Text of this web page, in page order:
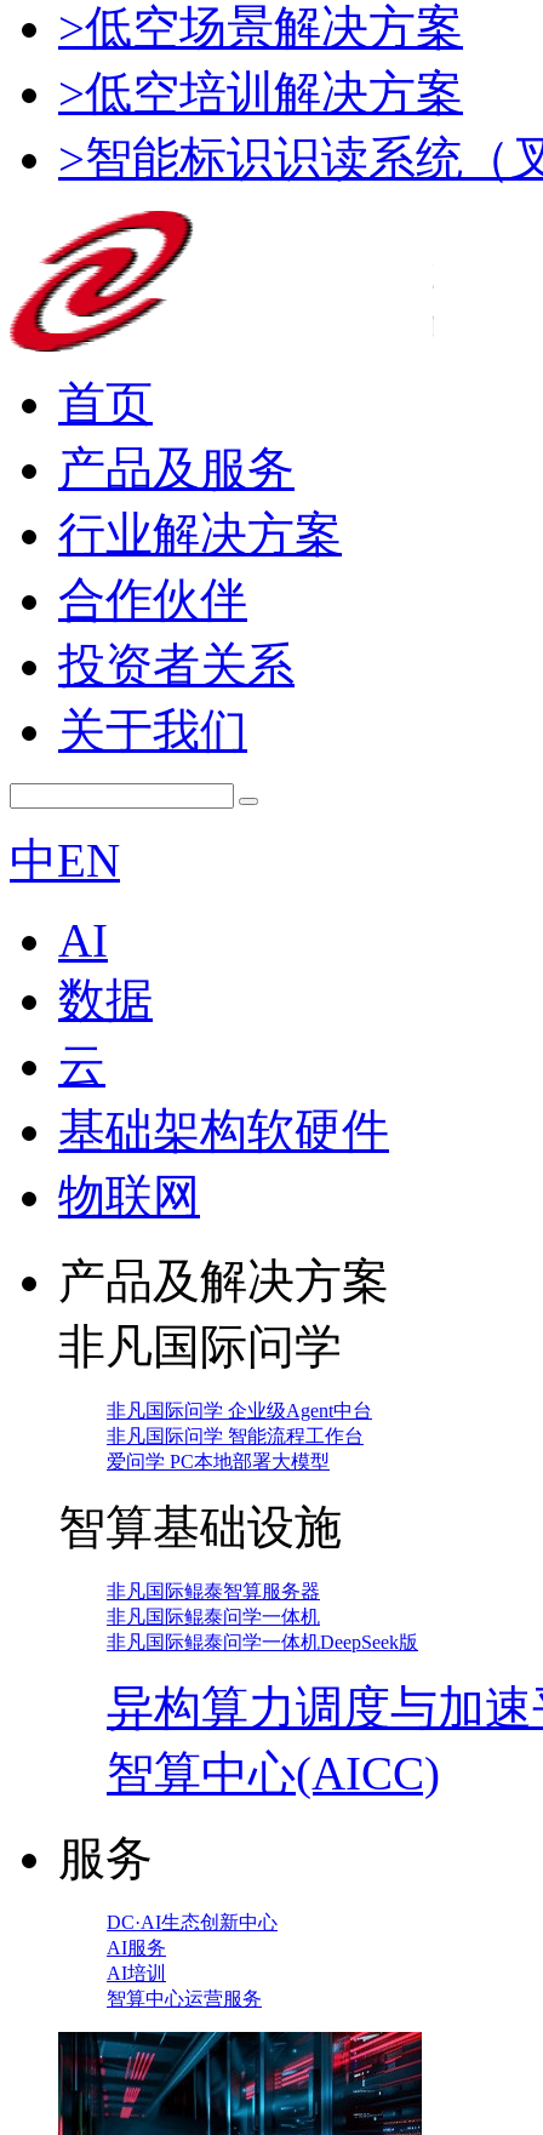
>低空场景解决方案
>低空培训解决方案
>智能标识识读系统（
首页
产品及服务
行业解决方案
合作伙伴
投资者关系
关于我们
中EN
AI
数据
云
基础架构软硬件
物联网
产品及解决方案
非凡国际问学
非凡国际问学 企业级Agent中台
非凡国际问学 智能流程工作台
爱问学 PC本地部署大模型
智算基础设施
非凡国际鲲泰智算服务器
非凡国际鲲泰问学一体机
非凡国际鲲泰问学一体机DeepSeek版
异构算力调度与加
智算中心(AICC)
服务
DC·AI生态创新中心
AI服务
AI培训
智算中心运营服务